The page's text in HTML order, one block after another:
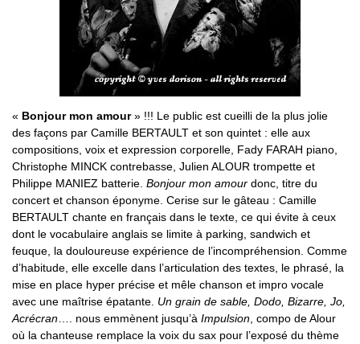
« Bonjour mon amour» !!! Le public est cueilli de la plus jolie
des façons par Camille BERTAULT et son quintet : elle aux
compositions, voix et expression corporelle, Fady FARAH piano,
Christophe MINCK contrebasse, Julien ALOUR trompette et
Philippe MANIEZ batterie. Bonjour mon amour donc, titre du
concert et chanson éponyme. Cerise sur le gâteau : Camille
BERTAULT chante en français dans le texte, ce qui évite à ceux
dont le vocabulaire anglais se limite à parking, sandwich et
feuque, la douloureuse expérience de l’incompréhension. Comme
d’habitude, elle excelle dans l’articulation des textes, le phrasé, la
mise en place hyper précise et mêle chanson et impro vocale
avec une maîtrise épatante. Un grain de sable, Dodo, Bizarre, Jo,
Acrécran …. nous emmènent jusqu’à Impulsion , compo de Alour
où la chanteuse remplace la voix du sax pour l’exposé du thème